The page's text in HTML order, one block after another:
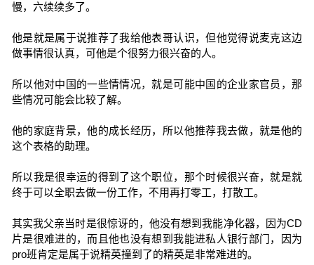
慢，六续续多了。
他是就是属于说推荐了我给他表哥认识，但他觉得说麦克这边
做事情很认真，可他是个很努力很兴奋的人。
所以他对中国的一些情情况，就是可能中国的企业家官员，那
些情况可能会比较了解。
他的家庭背景，他的成长经历，所以他推荐我去做，就是他的
这个表格的助理。
所以我是很幸运的得到了这个职位，那个时候很兴奋，就是就
终于可以全职去做一份工作，不用再打零工，打散工。
其实我父亲当时是很惊讶的，他没有想到我能净化器，因为CD
片是很难进的，而且他也没有想到我能进私人银行部门，因为
pro班肯定是属于说精英撞到了的精英是非常难进的。